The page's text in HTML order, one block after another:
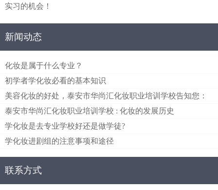
实习的机会！
新闻动态
化妆是属于什么专业？
初学者学化妆必看的基本知识
美容化妆的好处，泰安市华尚汇化妆职业培训学校告知您：
泰安市华尚汇化妆职业培训学校 : 化妆的发展历史
学化妆是去专业学校好还是做学徒?
学化妆进剧组的注意事项和途径
联系方式